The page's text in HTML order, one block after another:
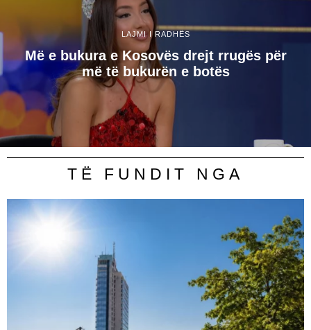
LAJMI I RADHËS
Më e bukura e Kosovës drejt rrugës për
më të bukurën e botës
TË FUNDIT NGA